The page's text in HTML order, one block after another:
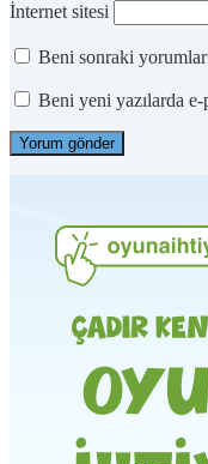
İnternet sitesi
Beni sonraki
Beni yeni yazılarda